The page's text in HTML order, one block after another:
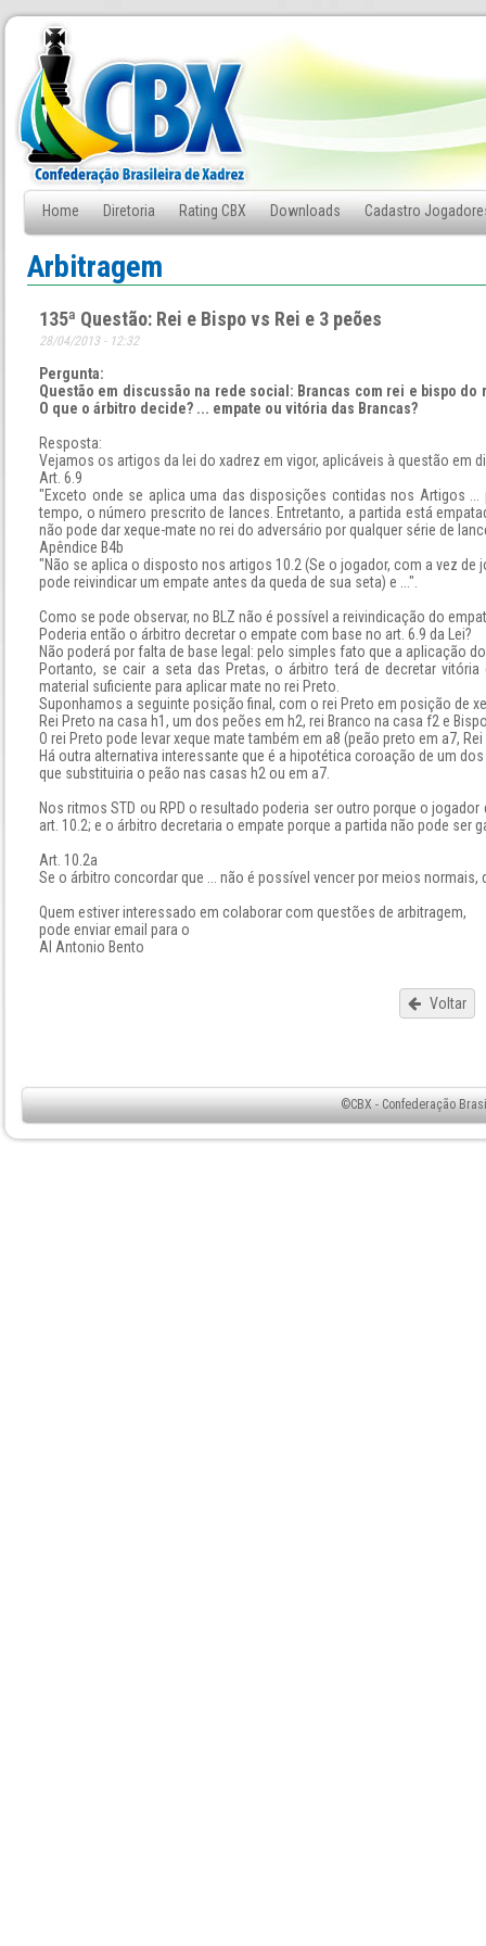
Home Diretoria Rating CBX Downloads Cadastro
Fale Conosco
Arbitragem
135ª Questão: Rei e Bispo vs Rei e 3 peões
28/04/2013 - 12:32
Pergunta:
Questão em discussão na rede social: Brancas com rei e bispo
O que o árbitro decide? ... empate ou vitória das Brancas?
Resposta:
Vejamos os artigos da lei do xadrez em vigor, aplicáveis à questão em
Art. 6.9
"Exceto onde se aplica uma das disposições contidas nos Artigos
tempo, o número prescrito de lances. Entretanto, a partida está
não pode dar xeque-mate no rei do adversário por qualquer série de
Apêndice B4b
"Não se aplica o disposto nos artigos 10.2 (Se o jogador, com a vez
pode reivindicar um empate antes da queda de sua seta) e ...".
Como se pode observar, no BLZ não é possível a reivindicação do
Poderia então o árbitro decretar o empate com base no art. 6.9 da Lei?
Não poderá por falta de base legal: pelo simples fato que a aplicação
Portanto, se cair a seta das Pretas, o árbitro terá de decretar
material suficiente para aplicar mate no rei Preto.
Suponhamos a seguinte posição final, com o rei Preto em posição de
Rei Preto na casa h1, um dos peões em h2, rei Branco na casa f2 e
O rei Preto pode levar xeque mate também em a8 (peão preto em a7,
Há outra alternativa interessante que é a hipotética coroação de um
que substituiria o peão nas casas h2 ou em a7.
Nos ritmos STD ou RPD o resultado poderia ser outro porque o
art. 10.2; e o árbitro decretaria o empate porque a partida não pode ser
Art. 10.2a
Se o árbitro concordar que ... não é possível vencer por meios normais,
Quem estiver interessado em colaborar com questões de arbitragem,
pode enviar email para o
AI Antonio Bento
Voltar
©CBX - Confederação